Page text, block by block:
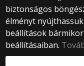
biztonságos
élményt
beállítások
beállításaiban.
© 2025
1053
Központi